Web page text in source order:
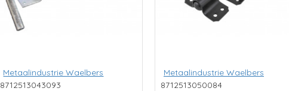
Metaalindustrie Waelbers
8712513043093
Metaalindustrie Waelbers
8712513050084